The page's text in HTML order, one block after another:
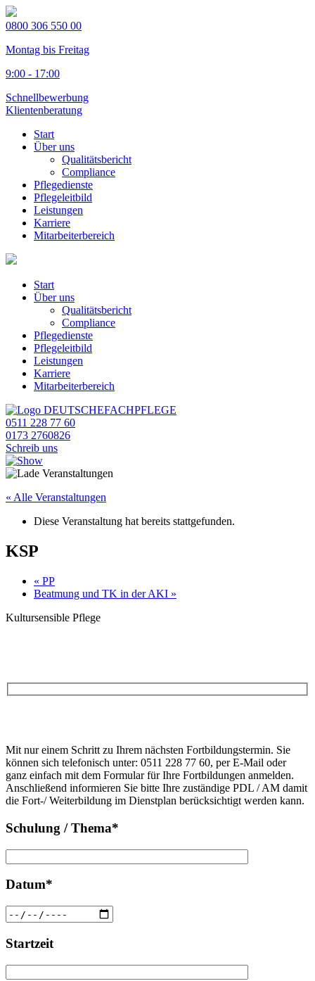
0800 306 550 00
Montag bis Freitag
9:00 - 17:00
Schnellbewerbung
Klientenberatung
Start
Über uns
Qualitätsbericht
Compliance
Pflegedienste
Pflegeleitbild
Leistungen
Karriere
Mitarbeiterbereich
Start
Über uns
Qualitätsbericht
Compliance
Pflegedienste
Pflegeleitbild
Leistungen
Karriere
Mitarbeiterbereich
0511 228 77 60
0173 2760826
Schreib uns
« Alle Veranstaltungen
Diese Veranstaltung hat bereits stattgefunden.
KSP
« PP
Beatmung und TK in der AKI »
Kultursensible Pflege
Feld
leer.
lasse
dieses
Feld
leer.
Mit nur einem Schritt zu Ihrem nächsten Fortbildungstermin. Sie
können sich telefonisch unter: 0511 228 77 60, per E-Mail oder
ganz einfach mit dem Formular für Ihre Fortbildungen anmelden.
Anschließend informieren Sie bitte Ihre zuständige PDL / AM damit
die Fort-/ Weiterbildung im Dienstplan berücksichtigt werden kann.
Schulung / Thema*
Datum*
Startzeit